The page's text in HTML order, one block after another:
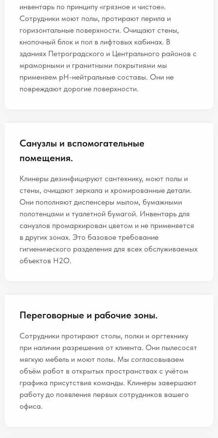
инвентарь по принципу «грязное и чистое».
Сотрудники моют полы, протирают перила и
горизонтальные поверхности. Очищают стены,
кнопочный блок и пол в лифтовых кабинах. В
зданиях Петроградского и Центрального районов с
мраморными и гранитными покрытиями мы
применяем pH-нейтральные составы. Они не
повреждают дорогие поверхности.
Санузлы и вспомогательные
помещения.
Клинеры дезинфицируют сантехнику, моют полы и
стены, очищают зеркала и хромированные детали.
Они пополняют диспенсеры мылом, бумажными
полотенцами и туалетной бумагой. Инвентарь для
санузлов промаркирован цветом и не применяется
в других зонах. Это базовое требование
гигиенического разделения для всех обслуживаемых
объектов H2O.
Переговорные и рабочие зоны.
Сотрудники протирают столы, полки и оргтехнику
при наличии разрешения от клиента. Они пылесосят
мягкую мебель и моют полы. Мы согласовываем
объём работ в открытых пространствах с учётом
графика присутствия команды. Клинеры завершают
работу до появления первых сотрудников вашего
офиса.